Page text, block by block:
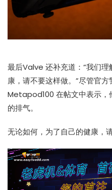
最后Valve 还补充道：“我们
康，请不要这样做。”尽管官
Metapod100 在帖文中表示
的排气。
无论如何，为了自己的健康，